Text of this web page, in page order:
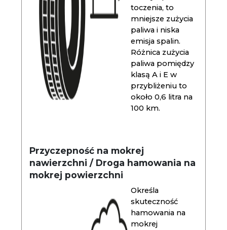
toczenia, to
mniejsze zużycia
paliwa i niska
emisja spalin.
Różnica zużycia
paliwa pomiędzy
klasą A i E w
przybliżeniu to
około 0,6 litra na
100 km.
Przyczepność na mokrej
nawierzchni / Droga hamowania na
mokrej powierzchni
Określa
skuteczność
hamowania na
mokrej